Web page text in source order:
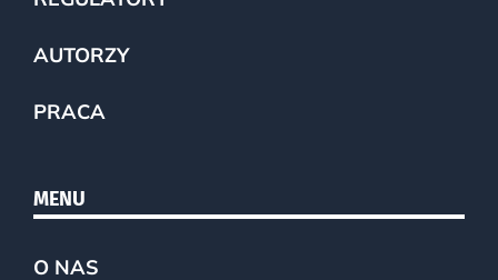
AUTORZY
PRACA
MENU
O NAS